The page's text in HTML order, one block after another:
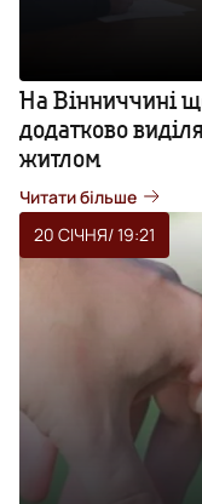
На Вінниччині
додатково
житлом
Читати більше
20 СІЧНЯ/ 19:21